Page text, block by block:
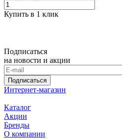
Купить в 1 клик
Подписаться
на новости и акции
Подписаться
Интернет-магазин
Каталог
Акции
Бренды
О компании